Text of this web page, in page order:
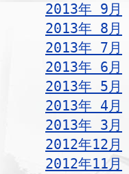
2013年 9月
2013年 8月
2013年 7月
2013年 6月
2013年 5月
2013年 4月
2013年 3月
2012年12月
2012年11月